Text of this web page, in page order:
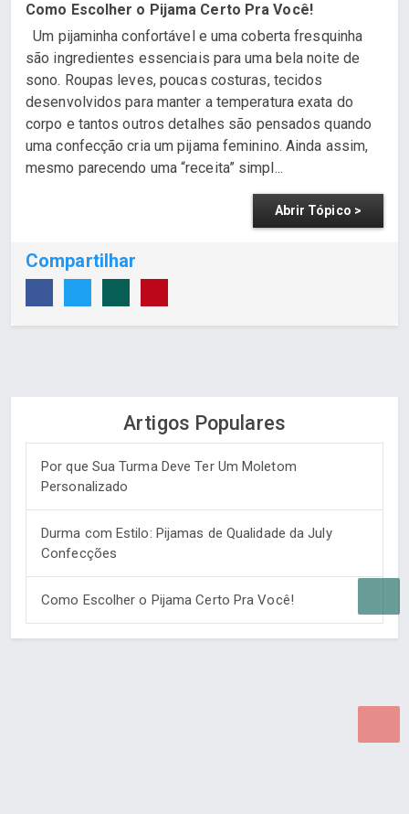
Como Escolher o Pijama Certo Pra Você!
Um pijaminha confortável e uma coberta fresquinha
são ingredientes essenciais para uma bela noite de
sono. Roupas leves, poucas costuras, tecidos
desenvolvidos para manter a temperatura exata do
corpo e tantos outros detalhes são pensados quando
uma confecção cria um pijama feminino. Ainda assim,
mesmo parecendo uma “receita” simpl...
Abrir Tópico >
Compartilhar
Artigos Populares
Por que Sua Turma Deve Ter Um Moletom
Personalizado
Durma com Estilo: Pijamas de Qualidade da July
Confecções
Como Escolher o Pijama Certo Pra Você!